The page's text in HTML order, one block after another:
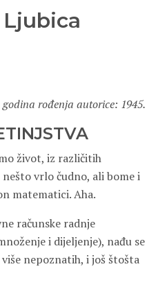
godina rođenja autorice: 1945.
život, iz različitih
vrlo čudno, ali bome i
matematici. Aha.
računske radnje
i dijeljenje), nađu se
nepoznatih, i još štošta